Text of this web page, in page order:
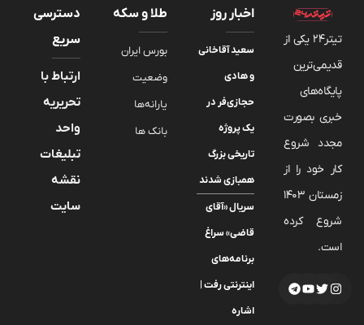
تیتر24 یکی از
قدیمی‌ترین
پایگاه‌های
خبری بصورت
مجدد شروع
کار خود را از
زمستان 1403
شروع کرده
است.
اخبار روز
سعید آقاخانی
و هادی
حجازی‌فر در
یک پروژه
تاریخی بزرگ
همبازی شدند
سریال «آقای
قاضی» سراغ
برنامه‌های
اینترنتی رفت |
اشاره
طلا و سکه
بورس ایران
وضعیت
یارانه‌ها
بانک ها
دسترسی
سریع
ارتباط با
تحریریه
واحد
تبلیغات
نقشه
سایت